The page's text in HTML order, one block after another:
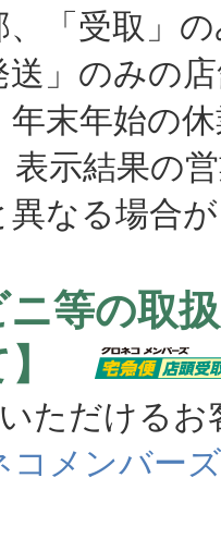
受取」の
のみの店
末年始の
表示結果の
なる場合が
ニ等の取
】
ただけるお
コメンバーズ